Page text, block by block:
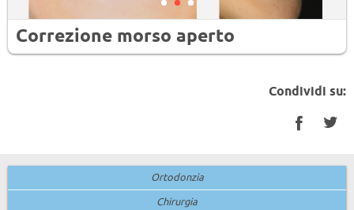
Correzione morso aperto
Condividi su:
Ortodonzia
Chirurgia